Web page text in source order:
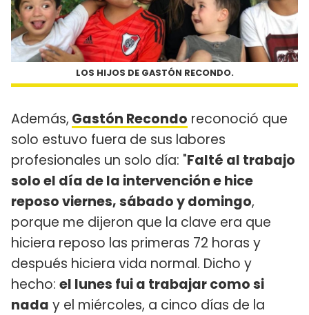
LOS HIJOS DE GASTÓN RECONDO.
Además, Gastón Recondo reconoció que
solo estuvo fuera de sus labores
profesionales un solo día: "Falté al trabajo
solo el día de la intervención e hice
reposo viernes, sábado y domingo,
porque me dijeron que la clave era que
hiciera reposo las primeras 72 horas y
después hiciera vida normal. Dicho y
hecho: el lunes fui a trabajar como si
nada y el miércoles, a cinco días de la